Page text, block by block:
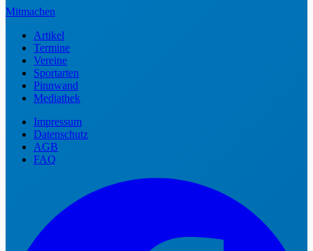
Mitmachen
Artikel
Termine
Vereine
Sportarten
Pinnwand
Mediathek
Impressum
Datenschutz
AGB
FAQ